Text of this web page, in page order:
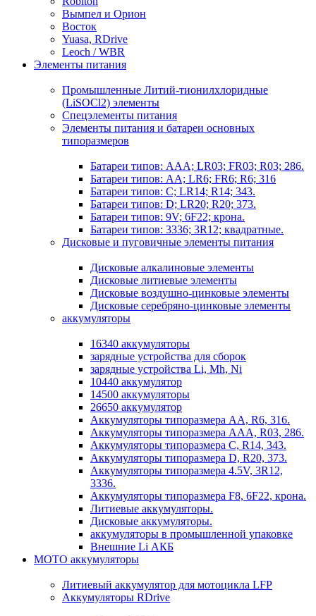
Вымпел и Орион
Восток
Yuasa, RDrive
Leoch / WBR
Элементы питания
Промышленные Литий-тионилхлоридные
(LiSOCl2) элементы
Спецэлементы питания
Элементы питания и батареи основных
типоразмеров
Батареи типов: AAA; LR03; FR03; R03; 286.
Батареи типов: AA; LR6; FR6; R6; 316
Батареи типов: C; LR14; R14; 343.
Батареи типов: D; LR20; R20; 373.
Батареи типов: 9V; 6F22; крона.
Батареи типов: 3336; 3R12; квадратные.
Дисковые и пуговичные элементы питания
Дисковые алкалиновые элементы
Дисковые литиевые элементы
Дисковые воздушно-цинковые элементы
Дисковые серебряно-цинковые элементы
аккумуляторы
16340 аккумуляторы
зарядные устройства для сборок
зарядные устройства Li, Mh, Ni
10440 аккумулятор
14500 аккумуляторы
26650 аккумулятор
Аккумуляторы типоразмера АА, R6, 316.
Аккумуляторы типоразмера ААА, R03, 286.
Аккумуляторы типоразмера С, R14, 343.
Аккумуляторы типоразмера D, R20, 373.
Аккумуляторы типоразмера 4.5V, 3R12,
3336.
Аккумуляторы типоразмера F8, 6F22, крона.
Литиевые аккумуляторы.
Дисковые аккумуляторы.
аккумуляторы в промышленной упаковке
Внешние Li АКБ
МОТО аккумуляторы
Литиевый аккумулятор для мотоцикла LFP
Аккумуляторы RDrive